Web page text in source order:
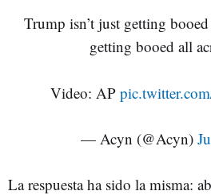
Trump isn’t just getting
getting booed all
Video: AP
— Acyn (@Acyn)
La respuesta ha sido la misma: